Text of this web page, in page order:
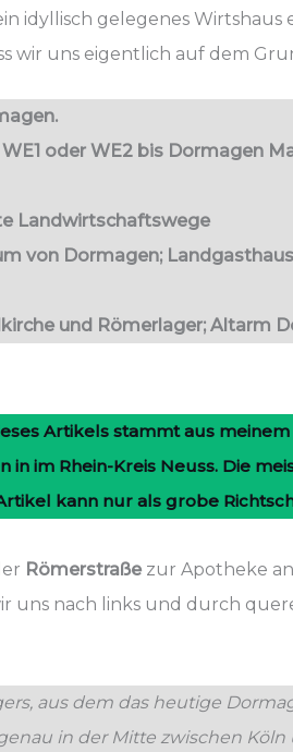
idyllisch gelegenes
wir uns eigentlich auf dem
oder WE2 bis Dormagen
Landwirtschaftswege
von Dormagen;
und Römerlager; Altarm
Artikels stammt aus
im Rhein-Kreis Neuss. Die
kann nur als grobe
Römerstraßezur Apotheke
uns nach links und durch
aus dem das heutige
in der Mitte zwischen